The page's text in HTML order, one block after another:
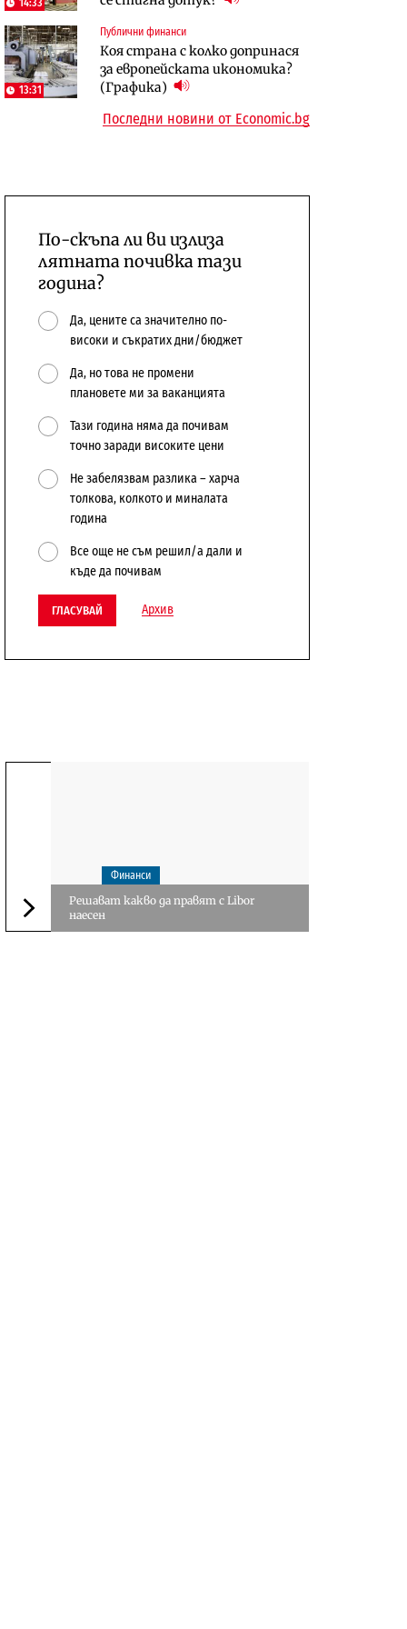
13:31
Публични финанси
Коя страна с колко допринася
за европейската икономика?
(Графика)
To:know
Последни дни с обозначаване на
цените в лева: Какво
Компании
А1 отново е лидер при
технологичните компании и
Последни новини от Economic.bg
По-скъпа ли ви излиза
лятната почивка тази
година?
Да, цените са значително по-
високи и съкратих дни/бюджет
Да, но това не промени
плановете ми за ваканцията
Тази година няма да почивам
точно заради високите цени
Не забелязвам разлика – харча
толкова, колкото и миналата
година
Все още не съм решил/а дали и
къде да почивам
ГЛАСУВАЙ Архив
Следваща новина
Финанси
Решават какво да правят с Libor
наесен